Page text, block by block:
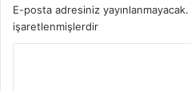
E-posta adresiniz yayınlanmayacak.
işaretlenmişlerdir